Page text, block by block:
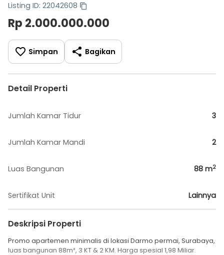
Listing ID: 22042608
Rp 2.000.000.000
Simpan Bagikan
Detail Properti
Jumlah Kamar Tidur 3
Jumlah Kamar Mandi 2
Luas Bangunan 88 m2
Sertifikat Unit Lainnya
Deskripsi Properti
Promo apartemen minimalis di lokasi Darmo permai, Surabaya,
luas bangunan 88m², 3 KT & 2 KM. Harga spesial 1,98 Miliar.